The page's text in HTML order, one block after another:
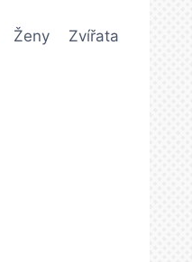
Ženy Zvířata